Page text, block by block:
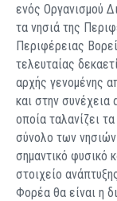
ενός Οργανισμού
τα νησιά της
Περιφέρειας
τελευταίας
αρχής γενομένης
και στην συνέχεια
οποία ταλανίζει
σύνολο των νησιών
σημαντικό φυσικό
στοιχείο
Φορέα θα είναι η